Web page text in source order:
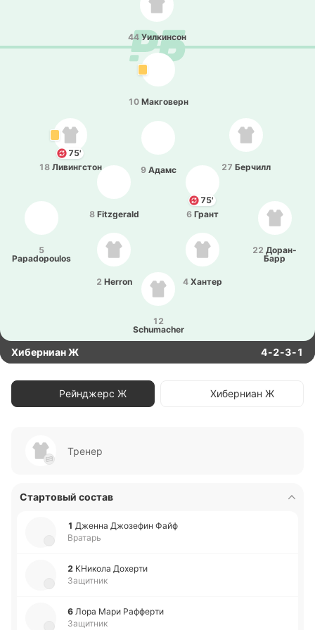
44 Уи­лки­нсон
12
Schumacher
22 До­ра­н-
Барр
4 Хантер
5
Papadopoulos
2 Herron
27 Бе­рчилл
75'
6 Грант
9 Адамс
75'
18 Ли­ви­нгстон
8 Fitzgerald
10 Ма­кго­верн
Хиберниан Ж 4-2-3-1
Рейнджерс Ж Хиберниан Ж
Тренер
Стартовый состав
1 Дженна Джо­зе­фин Файф
Вратарь
2 КНи­ко­ла До­хе­рти
Защитник
6 Лора Мари Ра­ффе­рти
Защитник